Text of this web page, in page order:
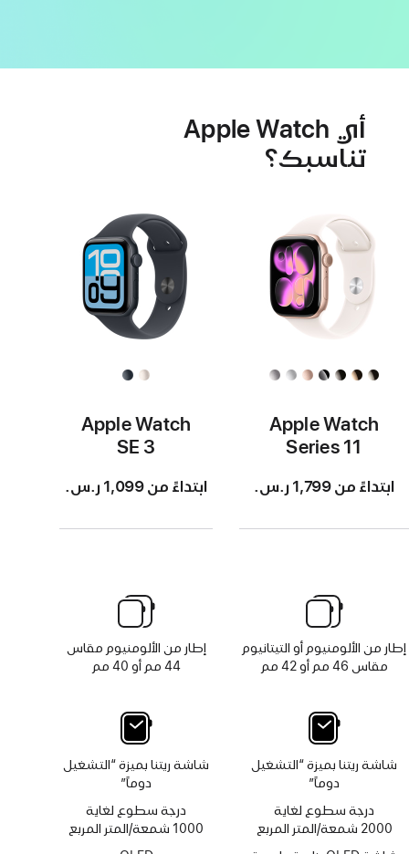
أي Apple Watch
تناسبك؟
Apple Watch
Series 11
ابتداءً من 1,799 ر.س.‏
إطار من الألومنيوم أو التيتانيوم
مقاس 46 مم أو 42 مم
شاشة ريتنا بميزة “التشغيل
دوماً”
درجة سطوع لغاية
2000 شمعة/المتر المربع
Apple Watch
SE 3
ابتداءً من 1,099 ر.س.‏
إطار من الألومنيوم مقاس
44 مم أو 40 مم
شاشة ريتنا بميزة “التشغيل
دوماً”
درجة سطوع لغاية
1000 شمعة/المتر المربع